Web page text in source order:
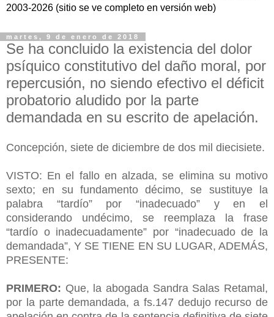
2003-2026 (sitio se ve completo en versión web)
martes, 9 de enero de 2018
Se ha concluido la existencia del dolor
psíquico constitutivo del daño moral, por
repercusión, no siendo efectivo el déficit
probatorio aludido por la parte
demandada en su escrito de apelación.
Concepción, siete de diciembre de dos mil diecisiete.
VISTO: En el fallo en alzada, se elimina su motivo
sexto; en su fundamento décimo, se sustituye la
palabra “tardío” por “inadecuado” y en el
considerando undécimo, se reemplaza la frase
“tardío o inadecuadamente” por “inadecuado de la
demandada”,Y SE TIENE EN SU LUGAR, ADEMÁS,
PRESENTE:
PRIMERO: Que, la abogada Sandra Salas Retamal,
por la parte demandada, a fs.147 dedujo recurso de